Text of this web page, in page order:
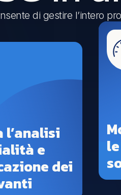
di gestire l’intero
l’analisi
e
dei